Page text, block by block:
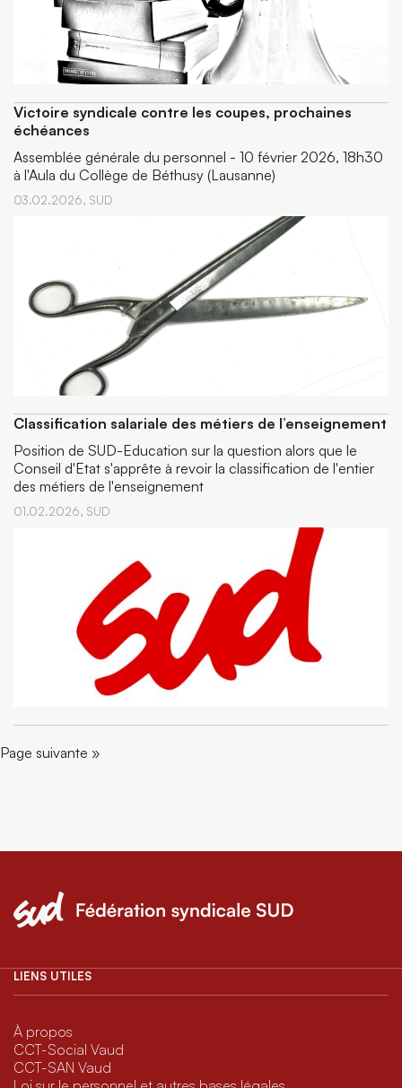
Victoire syndicale contre les coupes, prochaines
échéances
Assemblée générale du personnel - 10 février 2026, 18h30
à l'Aula du Collège de Béthusy (Lausanne)
03.02.2026, SUD
Classification salariale des métiers de l’enseignement
Position de SUD-Education sur la question alors que le
Conseil d'Etat s'apprête à revoir la classification de l'entier
des métiers de l'enseignement
01.02.2026, SUD
Page suivante »
LIENS UTILES
À propos
CCT-Social Vaud
CCT-SAN Vaud